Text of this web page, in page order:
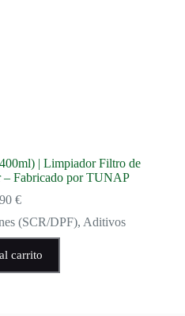
| Limpiador Filtro de
– Fabricado por TUNAP
€
(SCR/DPF), Aditivos
carrito